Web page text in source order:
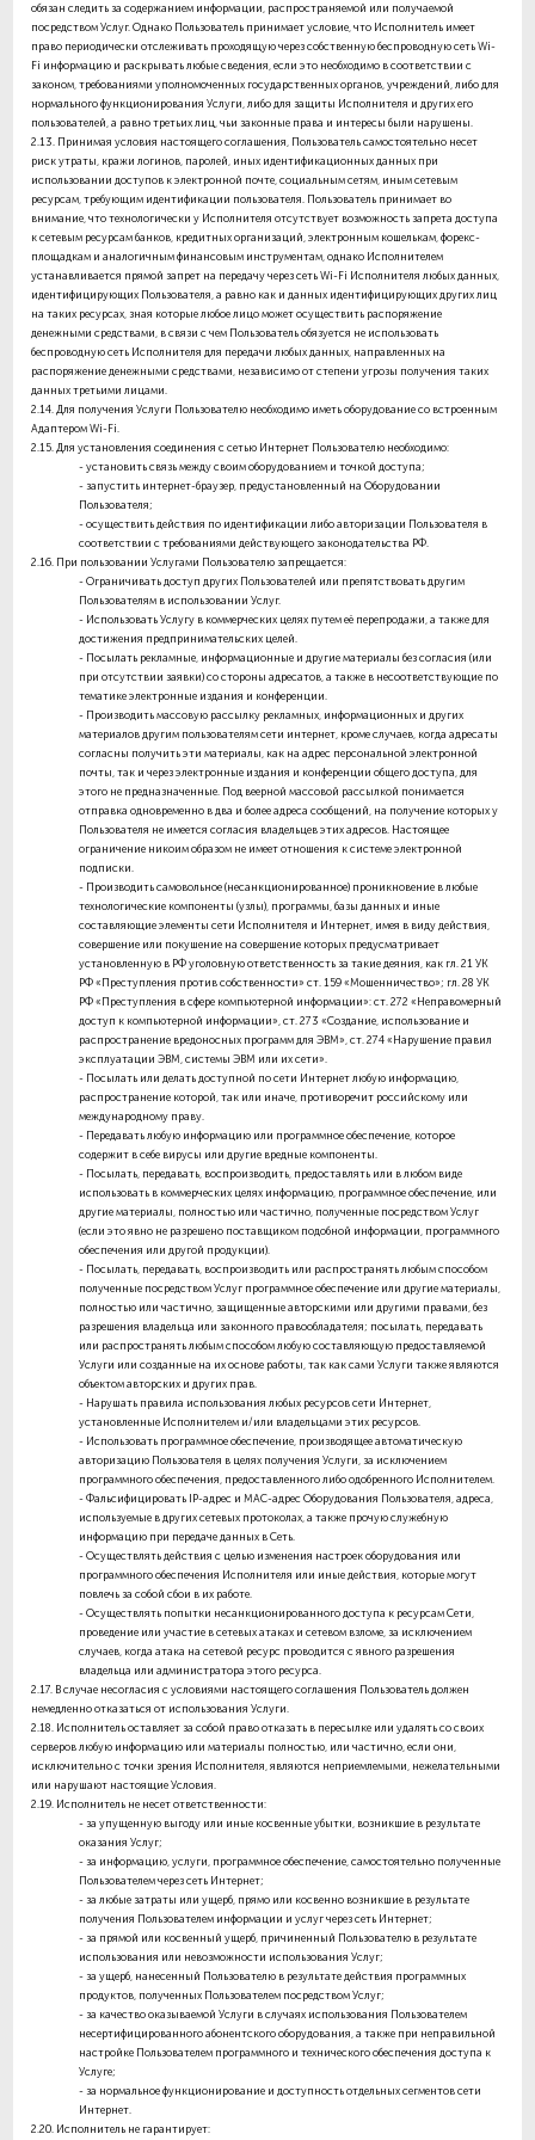
обязан следить за содержанием информации, распространяемой или получаемой
посредством Услуг. Однако Пользователь принимает условие, что Исполнитель имеет
право периодически отслеживать проходящую через собственную беспроводную сеть Wi-
Fi информацию и раскрывать любые сведения, если это необходимо в соответствии с
законом, требованиями уполномоченных государственных органов, учреждений, либо для
нормального функционирования Услуги, либо для защиты Исполнителя и других его
пользователей, а равно третьих лиц, чьи законные права и интересы были нарушены.
2.13.
Принимая условия настоящего соглашения, Пользователь самостоятельно несет
риск утраты, кражи логинов, паролей, иных идентификационных данных при
использовании доступов к электронной почте, социальным сетям, иным сетевым
ресурсам, требующим идентификации пользователя. Пользователь принимает во
внимание, что технологически у Исполнителя отсутствует возможность запрета доступа
к сетевым ресурсам банков, кредитных организаций, электронным кошелькам, форекс-
площадкам и аналогичным финансовым инструментам, однако Исполнителем
устанавливается прямой запрет на передачу через сеть Wi-Fi Исполнителя любых данных,
идентифицирующих Пользователя, а равно как и данных идентифицирующих других лиц
на таких ресурсах, зная которые любое лицо может осуществить распоряжение
денежными средствами, в связи с чем Пользователь обязуется не использовать
беспроводную сеть Исполнителя для передачи любых данных, направленных на
распоряжение денежными средствами, независимо от степени угрозы получения таких
данных третьими лицами.
2.14. Для получения Услуги Пользователю необходимо иметь оборудование со встроенным
Адаптером Wi-Fi.
2.15. Для установления соединения с сетью Интернет Пользователю необходимо:
- установить связь между своим оборудованием и точкой доступа;
- запустить интернет-браузер, предустановленный на Оборудовании
Пользователя;
- осуществить действия по идентификации либо авторизации Пользователя в
соответствии с требованиями действующего законодательства РФ.
2.16. При пользовании Услугами Пользователю запрещается:
- Ограничивать доступ других Пользователей или препятствовать другим
Пользователям в использовании Услуг.
- Использовать Услугу в коммерческих целях путем её перепродажи, а также для
достижения предпринимательских целей.
- Посылать рекламные, информационные и другие материалы без согласия (или
при отсутствии заявки) со стороны адресатов, а также в несоответствующие по
тематике электронные издания и конференции.
- Производить массовую рассылку рекламных, информационных и других
материалов другим пользователям сети интернет, кроме случаев, когда адресаты
согласны получить эти материалы, как на адрес персональной электронной
почты, так и через электронные издания и конференции общего доступа, для
этого не предназначенные. Под веерной массовой рассылкой понимается
отправка одновременно в два и более адреса сообщений, на получение которых у
Пользователя не имеется согласия владельцев этих адресов. Настоящее
ограничение никоим образом не имеет отношения к системе электронной
подписки.
- Производить самовольное (несанкционированное) проникновение в любые
технологические компоненты (узлы), программы, базы данных и иные
составляющие элементы сети Исполнителя и Интернет, имея в виду действия,
совершение или покушение на совершение которых предусматривает
установленную в РФ уголовную ответственность за такие деяния, как гл. 21 УК
РФ «Преступления против собственности» ст. 159 «Мошенничество»; гл. 28 УК
РФ «Преступления в сфере компьютерной информации»: ст. 272 «Неправомерный
доступ к компьютерной информации», ст. 273 «Создание, использование и
распространение вредоносных программ для ЭВМ», ст. 274 «Нарушение правил
эксплуатации ЭВМ, системы ЭВМ или их сети».
- Посылать или делать доступной по сети Интернет любую информацию,
распространение которой, так или иначе, противоречит российскому или
международному праву.
- Передавать любую информацию или программное обеспечение, которое
содержит в себе вирусы или другие вредные компоненты.
- Посылать, передавать, воспроизводить, предоставлять или в любом виде
использовать в коммерческих целях информацию, программное обеспечение, или
другие материалы, полностью или частично, полученные посредством Услуг
(если это явно не разрешено поставщиком подобной информации, программного
обеспечения или другой продукции).
- Посылать, передавать, воспроизводить или распространять любым способом
полученные посредством Услуг программное обеспечение или другие материалы,
полностью или частично, защищенные авторскими или другими правами, без
разрешения владельца или законного правообладателя; посылать, передавать
или распространять любым способом любую составляющую предоставляемой
Услуги или созданные на их основе работы, так как сами Услуги также являются
объектом авторских и других прав.
- Нарушать правила использования любых ресурсов сети Интернет,
установленные Исполнителем и/или владельцами этих ресурсов.
- Использовать программное обеспечение, производящее автоматическую
авторизацию Пользователя в целях получения Услуги, за исключением
программного обеспечения, предоставленного либо одобренного Исполнителем.
- Фальсифицировать IP-адрес и MAC-адрес Оборудования Пользователя, адреса,
используемые в других сетевых протоколах, а также прочую служебную
информацию при передаче данных в Сеть.
- Осуществлять действия с целью изменения настроек оборудования или
программного обеспечения Исполнителя или иные действия, которые могут
повлечь за собой сбои в их работе.
- Осуществлять попытки несанкционированного доступа к ресурсам Сети,
проведение или участие в сетевых атаках и сетевом взломе, за исключением
случаев, когда атака на сетевой ресурс проводится с явного разрешения
владельца или администратора этого ресурса.
2.17. В случае несогласия с условиями настоящего соглашения Пользователь должен
немедленно отказаться от использования Услуги.
2.18.
Исполнитель оставляет за собой право отказать в пересылке или удалять со своих
серверов любую информацию или материалы полностью, или частично, если они,
исключительно с точки зрения Исполнителя, являются неприемлемыми, нежелательными
или нарушают настоящие Условия.
2.19. Исполнитель не несет ответственности:
- за упущенную выгоду или иные косвенные убытки, возникшие в результате
оказания Услуг;
- за информацию, услуги, программное обеспечение, самостоятельно полученные
Пользователем через сеть Интернет;
- за любые затраты или ущерб, прямо или косвенно возникшие в результате
получения Пользователем информации и услуг через сеть Интернет;
- за прямой или косвенный ущерб, причиненный Пользователю в результате
использования или невозможности использования Услуг;
- за ущерб, нанесенный Пользователю в результате действия программных
продуктов, полученных Пользователем посредством Услуг;
- за качество оказываемой Услуги в случаях использования Пользователем
несертифицированного абонентского оборудования, а также при неправильной
настройке Пользователем программного и технического обеспечения доступа к
Услуге;
- за нормальное функционирование и доступность отдельных сегментов сети
Интернет.
2.20. Исполнитель не гарантирует: